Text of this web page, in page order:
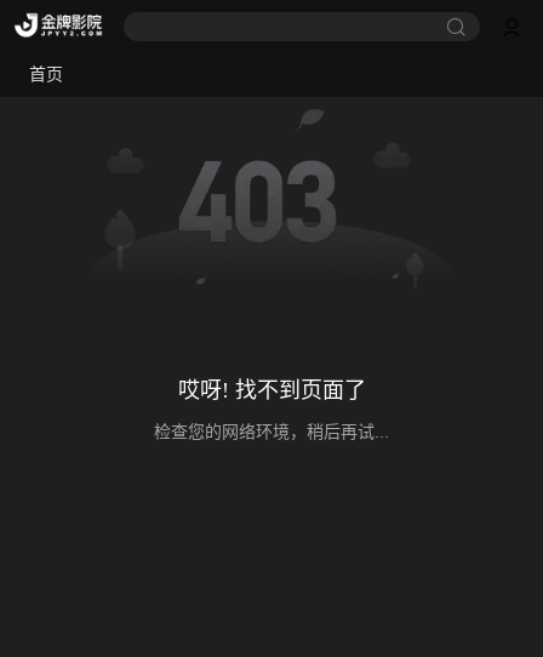
首页
哎呀! 找不到页面了
检查您的网络环境，稍后再试...